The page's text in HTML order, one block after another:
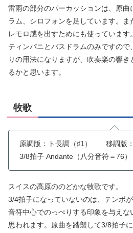
雷雨の部分のパーカッションは、原曲
ラム、シロフォンを足しています。ま
レモロ感を出すためにも使っていま
ティンパニとバスドラムのみですの
りの用法になりますが、吹奏楽の響
るかと思います。
牧歌
原調版：ト長調（♯1） 移調版：
3/8拍子 Andante（八分音符＝76）
スイスの高原ののどかな牧歌です。
3/4拍子になっていないのは、テンポ
音符中心でのっぺりする印象を与えな
思われます。原曲を踏襲して3/8拍子に